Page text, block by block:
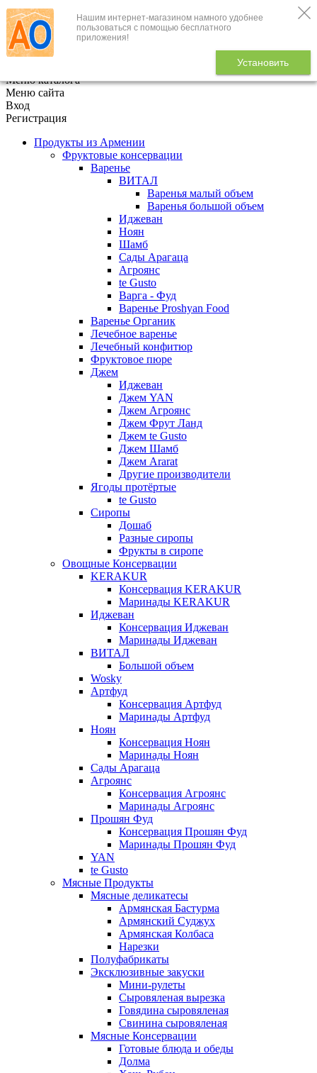
Нашим интернет-магазином намного удобнее
пользоваться с помощью бесплатного
приложения!
Установить
+7 (495) 646-888-1
В корзине
Меню каталога
Меню сайта
Вход
Регистрация
Продукты из Армении
Фруктовые консервации
Варенье
ВИТАЛ
Варенья малый объем
Варенья большой объем
Иджеван
Ноян
Шамб
Сады Арагаца
Агроянс
te Gusto
Варга - Фуд
Варенье Proshyan Food
Варенье Органик
Лечебное варенье
Лечебный конфитюр
Фруктовое пюре
Джем
Иджеван
Джем YAN
Джем Агроянс
Джем Фрут Ланд
Джем te Gusto
Джем Шамб
Джем Ararat
Другие производители
Ягоды протёртые
te Gusto
Сиропы
Дошаб
Разные сиропы
Фрукты в сиропе
Овощные Консервации
KERAKUR
Консервация KERAKUR
Маринады KERAKUR
Иджеван
Консервация Иджеван
Маринады Иджеван
ВИТАЛ
Большой объем
Wosky
Артфуд
Консервация Артфуд
Маринады Артфуд
Ноян
Консервация Ноян
Маринады Ноян
Сады Арагаца
Агроянс
Консервация Агроянс
Маринады Агроянс
Прошян Фуд
Консервация Прошян Фуд
Маринады Прошян Фуд
YAN
te Gusto
Мясные Продукты
Мясные деликатесы
Армянская Бастурма
Армянский Суджух
Армянская Колбаса
Нарезки
Полуфабрикаты
Эксклюзивные закуски
Мини-рулеты
Сыровяленая вырезка
Говядина сыровяленая
Свинина сыровяленая
Мясные Консервации
Готовые блюда и обеды
Долма